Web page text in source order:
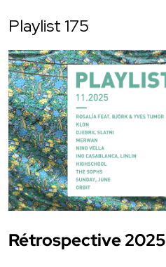
Playlist 175
Rétrospective 2025